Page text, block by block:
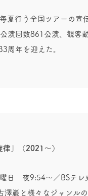
夏行う全国ツアーの宣
演回数861公演、観客
周年を迎えた。
」（2021～）
日 夜9:54〜／BSテ
澤巖と様々なジャンル